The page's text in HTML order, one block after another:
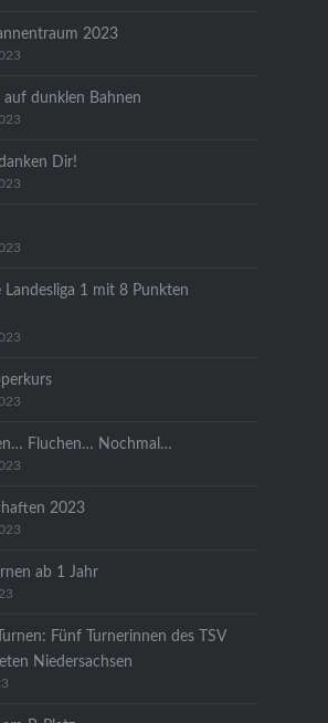
2023
auf dunklen Bahnen
Dir!
1 mit 8 Punkten
Fluchen… Nochmal…
2023
ab 1 Jahr
Fünf Turnerinnen des TSV
Niedersachsen